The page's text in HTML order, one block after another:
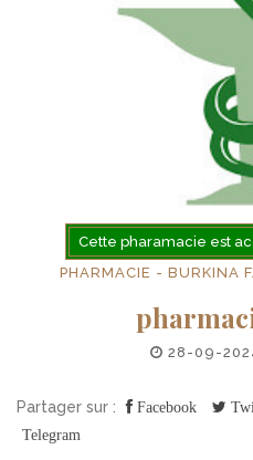
Cette pharamacie est
PHARMACIE - BURKINA
28-09-
Partager sur : Facebook
Telegram